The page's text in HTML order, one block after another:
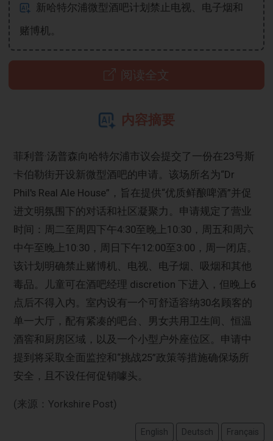
新哈特尔浦微型酒吧计划禁止电视、电子烟和
赌博机。
阅读全文
内容摘要
菲利普·汤普森向哈特尔浦市议会提交了一份在23号斯
卡伯勒街开设新微型酒吧的申请。该场所名为“Dr
Phil's Real Ale House”，旨在提供“优质鲜酿啤酒”并促
进文明氛围下的对话和社区凝聚力。申请规定了营业
时间：周二至周四下午4:30至晚上10:30，周五和周六
中午至晚上10:30，周日下午12:00至3:00，周一闭店。
该计划明确禁止赌博机、电视、电子烟、吸烟和其他
毒品。儿童可在酒吧经理 discretion 下进入，但晚上6
点后不得入内。室内设有一个可舒适容纳30名顾客的
单一大厅，配有紧凑的吧台、男女共用卫生间、恒温
酒窖和厨房区域，以及一个小型户外座位区。申请中
提到将采取全面监控和“挑战25”政策等措施确保场所
安全，且不设任何促销噱头。
(来源：Yorkshire Post)
English Deutsch Français